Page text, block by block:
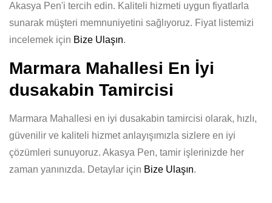
Akasya Pen'i tercih edin. Kaliteli hizmeti uygun fiyatlarla
sunarak müşteri memnuniyetini sağlıyoruz. Fiyat listemizi
incelemek için Bize Ulaşın.
Marmara Mahallesi En İyi
dusakabin Tamircisi
Marmara Mahallesi en iyi dusakabin tamircisi olarak, hızlı,
güvenilir ve kaliteli hizmet anlayışımızla sizlere en iyi
çözümleri sunuyoruz. Akasya Pen, tamir işlerinizde her
zaman yanınızda. Detaylar için Bize Ulaşın.